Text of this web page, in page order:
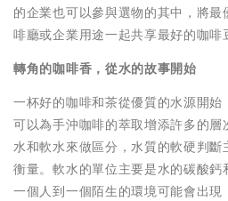
的企業也可以參與選物的其中，將
啡廳或企業用途一起共享最好的咖啡
轉角的咖啡香，從水的故事開始
一杯好的咖啡和茶從優質的水源開
可以為手沖咖啡的萃取增添許多的
水和軟水來做區分，水質的軟硬判
衡量。軟水的單位主要是水的碳酸
一個人到一個陌生的環境可能會出